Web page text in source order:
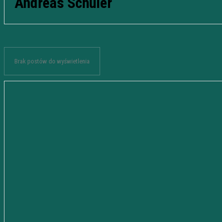
Brak postów do wyświetlenia